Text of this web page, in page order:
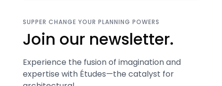
SUPPER CHANGE YOUR PLANNING POWERS
Join our newsletter.
Experience the fusion of imagination and
expertise with Études—the catalyst for